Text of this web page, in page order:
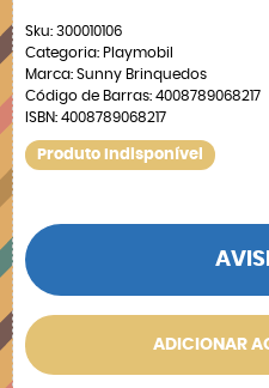
Sku: 300010106
Categoria: Playmobil
Marca: Sunny Brinquedos
Código de Barras: 4008789068217
ISBN: 4008789068217
Produto Indisponível
ADICIONAR